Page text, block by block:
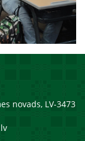
novads, LV-3473